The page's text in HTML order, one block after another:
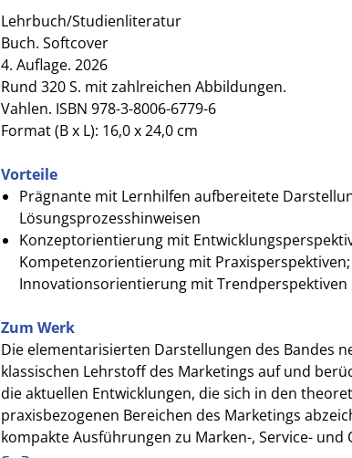
Lehrbuch/Studienliteratur
Buch. Softcover
4. Auflage. 2026
Rund 320 S. mit zahlreichen Abbildungen.
Vahlen. ISBN 978-3-8006-6779-6
Format (B x L): 16,0 x 24,0 cm
Vorteile
Prägnante mit Lernhilfen aufbereitete
Lösungsprozesshinweisen
Konzeptorientierung mit
Kompetenzorientierung mit Praxisperspektiven;
Innovationsorientierung mit Trendperspektiven
Zum Werk
Die elementarisierten Darstellungen des Bandes
klassischen Lehrstoff des Marketings auf und
die aktuellen Entwicklungen, die sich in den
praxisbezogenen Bereichen des Marketings
kompakte Ausführungen zu Marken-, Service-